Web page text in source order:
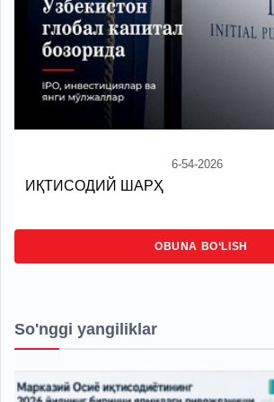
6-54-2026
ИҚТИСОДИЙ ШАРҲ
OBUNA BO‘LISH
So'nggi yangiliklar